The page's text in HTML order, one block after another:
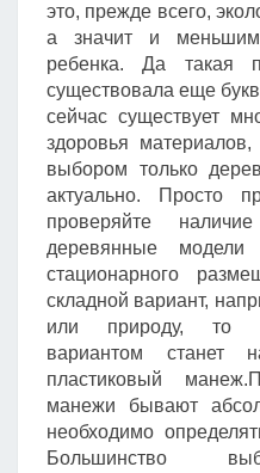
это, прежде всего,
а значит и
ребенка. Да такая
существовала еще
сейчас существует
здоровья материалов,
выбором только
актуально. Просто
проверяйте
деревянные
стационарного
складной вариант,
или природу, то
вариантом станет
пластиковый
манежи бывают
необходимо
Большинство